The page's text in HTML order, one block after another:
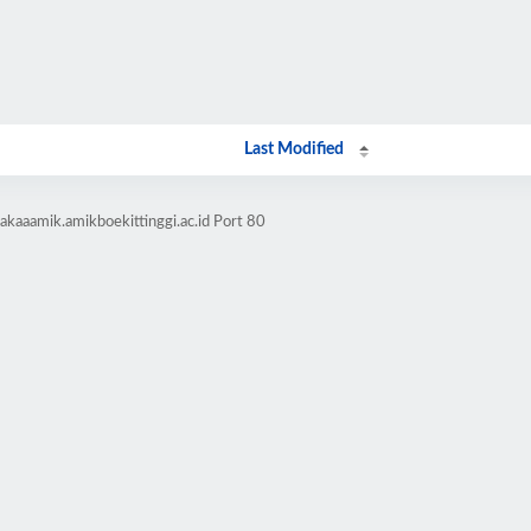
Last Modified
Port 80